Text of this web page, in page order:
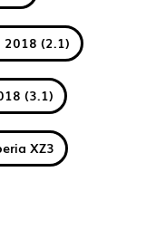
2018 (2.1)
(3.1)
XZ3